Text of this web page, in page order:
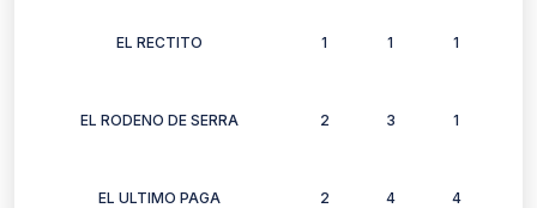
EL RECTITO 1 1 1
EL RODENO DE SERRA 2 3 1
EL ULTIMO PAGA 2 4 4